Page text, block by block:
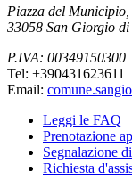
Piazza del Municipio,
33058 San Giorgio
P.IVA: 00349150300
Tel: +390431623611
Email:
Leggi le FAQ
Prenotazione
Segnalazione
Richiesta